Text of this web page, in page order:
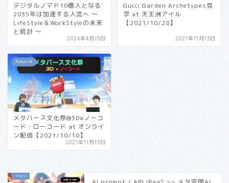
デジタルノマド10億人となる
2035年は加速する人流へ 〜
LifeStyle＆WorkStyleの未来
と統計 〜
2024年4月15日
Gucci Garden Archetypes見
学 at 天王洲アイル
【2021/10/28】
2021年11月13日
Futurist
メタバース文化祭@3D×ノーコ
ード・ローコード at オンライ
ン配信【2021/10/10】
2021年11月13日